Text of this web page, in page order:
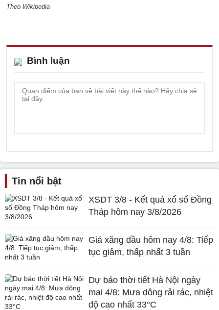
Theo Wikipedia
Bình luận
Tin nổi bật
XSDT 3/8 - Kết quả xổ số Đồng
Tháp hôm nay 3/8/2026
Giá xăng dầu hôm nay 4/8: Tiếp
tục giảm, thấp nhất 3 tuần
Dự báo thời tiết Hà Nội ngày
mai 4/8: Mưa dông rải rác, nhiệt
độ cao nhất 33°C